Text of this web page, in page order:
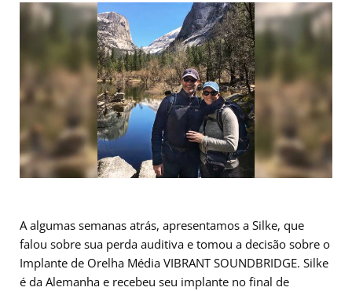
A algumas semanas atrás, apresentamos a Silke, que
falou sobre sua perda auditiva e tomou a decisão sobre o
Implante de Orelha Média VIBRANT SOUNDBRIDGE. Silke
é da Alemanha e recebeu seu implante no final de